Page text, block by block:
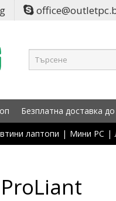
Безплатна доставка
лаптопи | Мини PC |